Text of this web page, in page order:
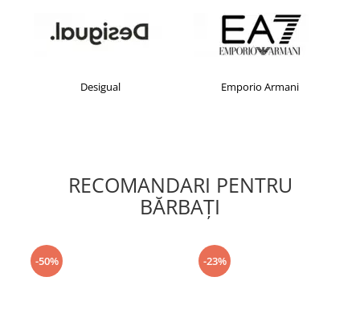
Desigual Emporio Armani
RECOMANDARI PENTRU
BĂRBAŢI
-50% -23%